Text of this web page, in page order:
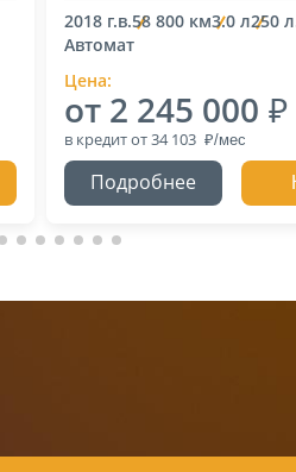
2018 г.в.58 800 км3.0 л250
Автомат
Цена:
от 2 245 000
в кредитот 34 103
Подробнее